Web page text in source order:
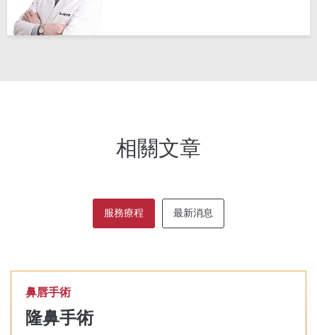
相關文章
服務療程 最新消息
鼻唇手術
隆鼻手術